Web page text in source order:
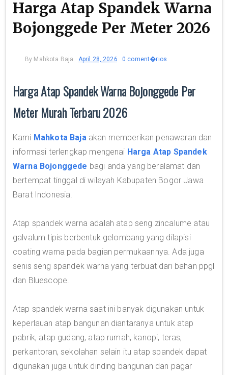
Harga Atap Spandek Warna
Bojonggede Per Meter 2026
By Mahkota Baja April 28, 2026 0 coment�rios
Harga Atap Spandek Warna Bojonggede Per
Meter Murah Terbaru 2026
Kami Mahkota Bajaakan memberikan penawaran dan
informasi terlengkap mengenai Harga Atap Spandek
Warna Bojonggede bagi anda yang beralamat dan
bertempat tinggal di wilayah Kabupaten Bogor Jawa
Barat Indonesia.
Atap spandek warna adalah atap seng zincalume atau
galvalum tipis berbentuk gelombang yang dilapisi
coating warna pada bagian permukaannya. Ada juga
senis seng spandek warna yang terbuat dari bahan ppgl
dan Bluescope.
Atap spandek warna saat ini banyak digunakan untuk
keperlauan atap bangunan diantaranya untuk atap
pabrik, atap gudang, atap rumah, kanopi, teras,
perkantoran, sekolahan selain itu atap spandek dapat
digunakan juga untuk dinding bangunan dan pagar